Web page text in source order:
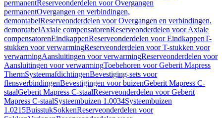
permanentReserveonderdelen voor Overgangen
permanentOvergangen en verbindingen,
demontabelReserveonderdelen voor Overgangen en verbindingen,
demontabelAxiale compensatorenReserveonderdelen voor Axiale
compensatorenEindkappenReserveonderdelen voor EindkappenT-
stukken voor verwarmingReserveonderdelen voor T-stukken voor
verwarmingAansluitingen voor verwarmingReserveonderdelen voor
Aansluitingen voor verwarmingToebehoren voor Geberit Mapress
ThermSysteemafdichtingenBevestiging-sets voor
flensverbindingenBevestigingen voor buizenGeberit Mapress C-
staalGeberit Mapress C-staalReserveonderdelen voor Geberit
Mapress C-staalSysteembuizen 1.0034Systeembuizen
1.0215BuisstukSokkenReserveonderdelen voor